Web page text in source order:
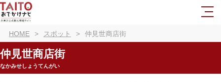
HOME スポット 仲見世商店街
仲見世商店街
なかみせしょうてんがい